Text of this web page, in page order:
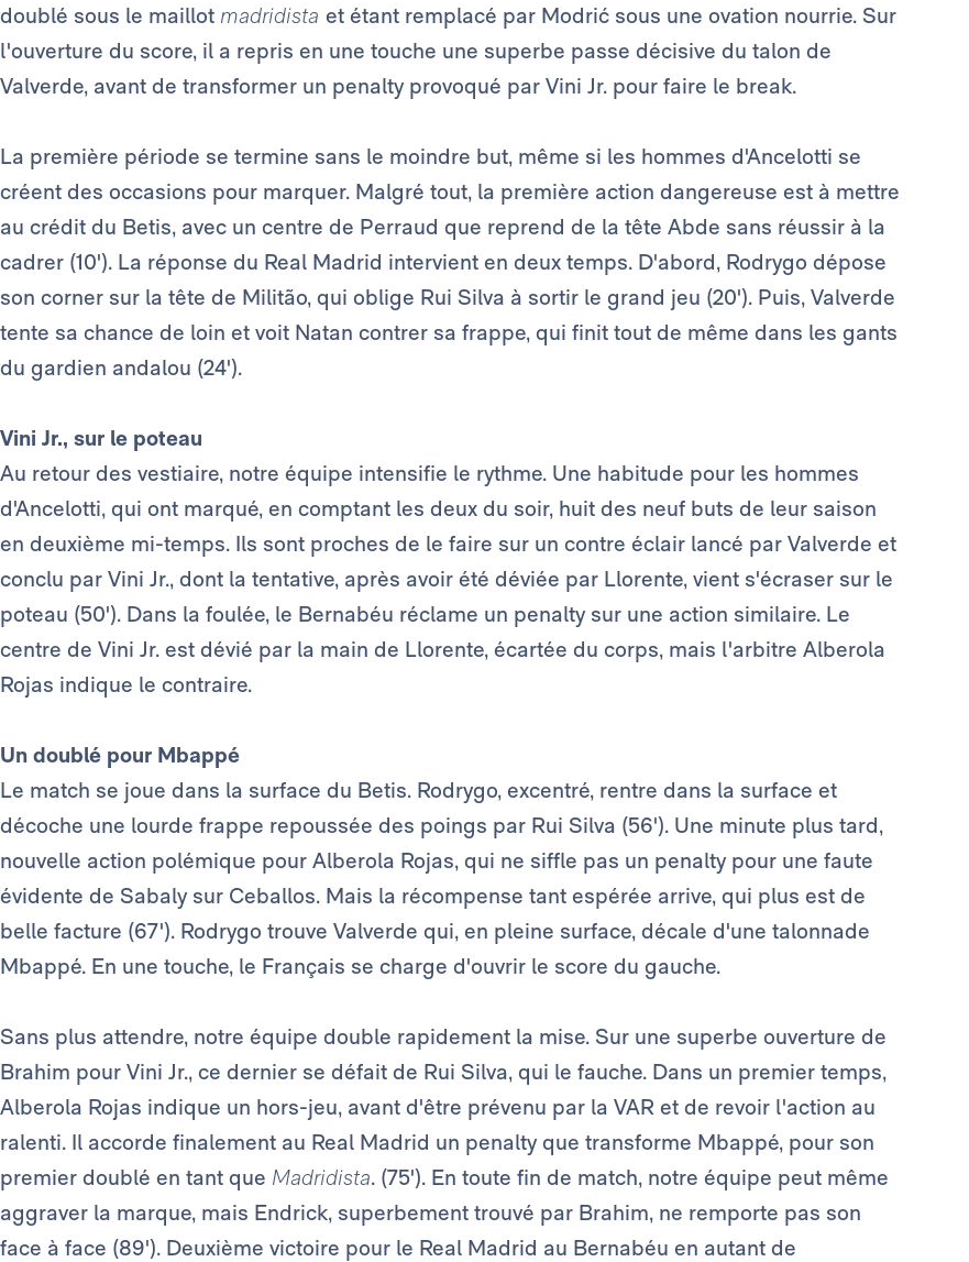
doublé sous le maillot madridista et étant remplacé par Modrić sous une ovation nourrie. Sur
l'ouverture du score, il a repris en une touche une superbe passe décisive du talon de
Valverde, avant de transformer un penalty provoqué par Vini Jr. pour faire le break.
La première période se termine sans le moindre but, même si les hommes d'Ancelotti se
créent des occasions pour marquer. Malgré tout, la première action dangereuse est à mettre
au crédit du Betis, avec un centre de Perraud que reprend de la tête Abde sans réussir à la
cadrer (10'). La réponse du Real Madrid intervient en deux temps. D'abord, Rodrygo dépose
son corner sur la tête de Militão, qui oblige Rui Silva à sortir le grand jeu (20'). Puis, Valverde
tente sa chance de loin et voit Natan contrer sa frappe, qui finit tout de même dans les gants
du gardien andalou (24').
Vini Jr., sur le poteau
Au retour des vestiaire, notre équipe intensifie le rythme. Une habitude pour les hommes
d'Ancelotti, qui ont marqué, en comptant les deux du soir, huit des neuf buts de leur saison
en deuxième mi-temps. Ils sont proches de le faire sur un contre éclair lancé par Valverde et
conclu par Vini Jr., dont la tentative, après avoir été déviée par Llorente, vient s'écraser sur le
poteau (50'). Dans la foulée, le Bernabéu réclame un penalty sur une action similaire. Le
centre de Vini Jr. est dévié par la main de Llorente, écartée du corps, mais l'arbitre Alberola
Rojas indique le contraire.
Un doublé pour Mbappé
Le match se joue dans la surface du Betis. Rodrygo, excentré, rentre dans la surface et
décoche une lourde frappe repoussée des poings par Rui Silva (56'). Une minute plus tard,
nouvelle action polémique pour Alberola Rojas, qui ne siffle pas un penalty pour une faute
évidente de Sabaly sur Ceballos. Mais la récompense tant espérée arrive, qui plus est de
belle facture (67'). Rodrygo trouve Valverde qui, en pleine surface, décale d'une talonnade
Mbappé. En une touche, le Français se charge d'ouvrir le score du gauche.
Sans plus attendre, notre équipe double rapidement la mise. Sur une superbe ouverture de
Brahim pour Vini Jr., ce dernier se défait de Rui Silva, qui le fauche. Dans un premier temps,
Alberola Rojas indique un hors-jeu, avant d'être prévenu par la VAR et de revoir l'action au
ralenti. Il accorde finalement au Real Madrid un penalty que transforme Mbappé, pour son
premier doublé en tant que Madridista. (75'). En toute fin de match, notre équipe peut même
aggraver la marque, mais Endrick, superbement trouvé par Brahim, ne remporte pas son
face à face (89'). Deuxième victoire pour le Real Madrid au Bernabéu en autant de